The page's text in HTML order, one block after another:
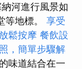
河進行風景如
等地標。 享受
鬆按摩 餐飲設
，簡單步驟解
味道結合在一